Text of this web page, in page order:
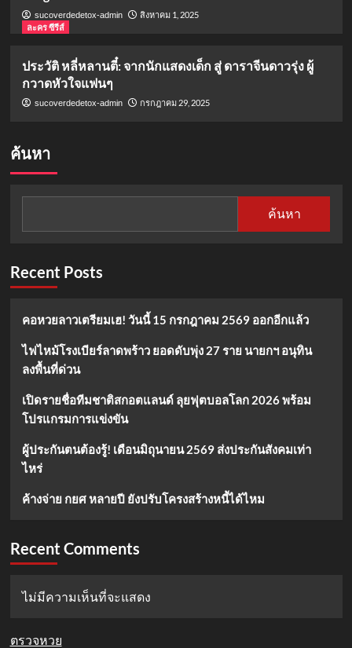
sucoverdedetox-admin
สิงหาคม 1, 2025
ละคร ซีรีส์
ประวัติ หลี่หลานตี๋: จากนักแสดงเด็ก สู่ ดาราจีนดาวรุ่ง ผู้
กวาดหัวใจแฟนๆ
sucoverdedetox-admin กรกฎาคม 29, 2025
ค้นหา
ค้นหา
Recent Posts
คอหวยลาวเตรียมเฮ! วันนี้ 15 กรกฎาคม 2569 ออกอีกแล้ว
ไฟไหม้โรงเบียร์ลาดพร้าว ยอดดับพุ่ง 27 ราย นายกฯ อนุทิน
ลงพื้นที่ด่วน
เปิดรายชื่อทีมชาติสกอตแลนด์ ลุยฟุตบอลโลก 2026 พร้อม
โปรแกรมการแข่งขัน
ผู้ประกันตนต้องรู้! เดือนมิถุนายน 2569 ส่งประกันสังคมเท่า
ไหร่
ค้างจ่าย กยศ หลายปี ยังปรับโครงสร้างหนี้ได้ไหม
Recent Comments
ไม่มีความเห็นที่จะแสดง
ตรวจหวย